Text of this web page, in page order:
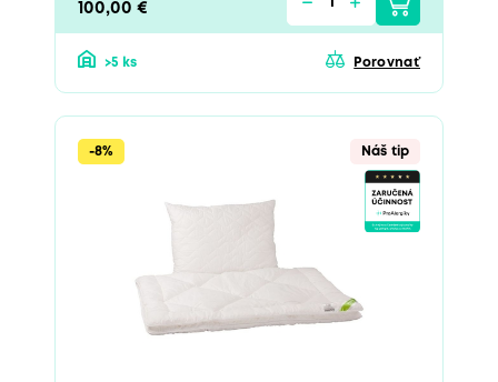
100,00 €
>5 ks Porovnať
-8% Náš tip